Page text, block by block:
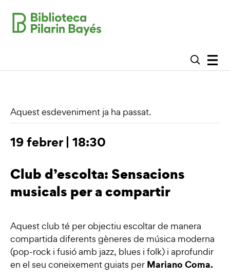
Aquest esdeveniment ja ha passat.
19 febrer | 18:30
Club d’escolta: Sensacions
musicals per a compartir
Aquest club té per objectiu escoltar de manera
compartida diferents gèneres de música moderna
(pop-rock i fusió amb jazz, blues i folk) i aprofundir
en el seu coneixement guiats per Mariano Coma.